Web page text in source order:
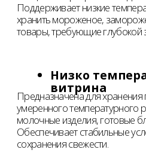
Все перечисленные группы торгового
холодильного оборудования делятся по
назначению и температурным режимам
рационально..
ЗАКАЗАТЬ
ОБОРУДОВАНИЕ